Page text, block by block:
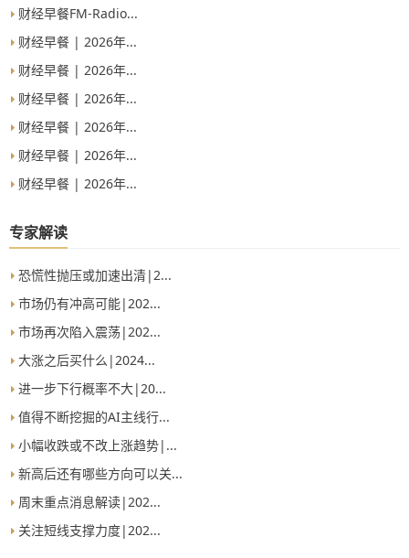
财经早餐FM-Radio...
财经早餐 | 2026年...
财经早餐 | 2026年...
财经早餐 | 2026年...
财经早餐 | 2026年...
财经早餐 | 2026年...
财经早餐 | 2026年...
专家解读
恐慌性抛压或加速出清|2...
市场仍有冲高可能|202...
市场再次陷入震荡|202...
大涨之后买什么|2024...
进一步下行概率不大|20...
值得不断挖掘的AI主线行...
小幅收跌或不改上涨趋势|...
新高后还有哪些方向可以关...
周末重点消息解读|202...
关注短线支撑力度|202...